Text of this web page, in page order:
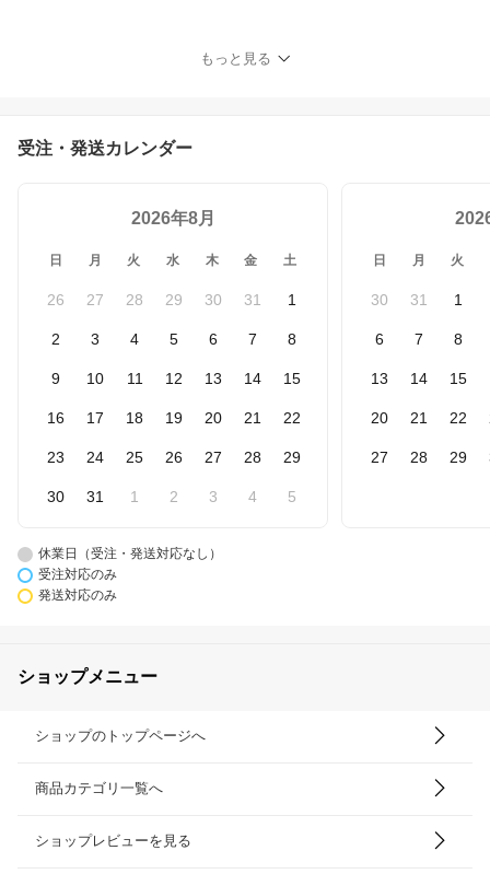
ンク下収納ラック 食器
収納 洗面台下 台所 ラッ
省スペース
もっと見る
受注・発送カレンダー
2026年8月
日 月 火 水 木 金 土
26 27 28 29 30 31 1
2 3 4 5 6 7 8
9 10 11 12 13 14 15
16 17 18 19 20 21 22
23 24 25 26 27 28 29
30 31 1 2 3 4 5
日 月 火
30 31 1
6 7 8
13 14 15
20 21 22
27 28 29
休業日（受注・発送対応なし）
受注対応のみ
発送対応のみ
ショップメニュー
ショップのトップページへ
商品カテゴリ一覧へ
ショップレビューを見る